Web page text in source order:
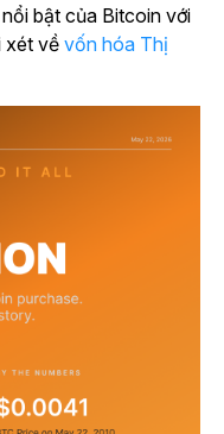
bật của Bitcoin với
xét về vốn hóa Thị